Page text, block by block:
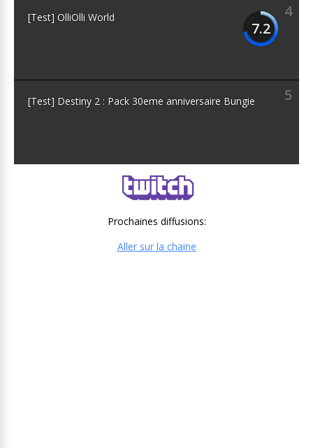
4
7.2
[Test] OlliOlli World
5
[Test] Destiny 2 : Pack 30eme anniversaire Bungie
Prochaines diffusions:
Aller sur la chaine